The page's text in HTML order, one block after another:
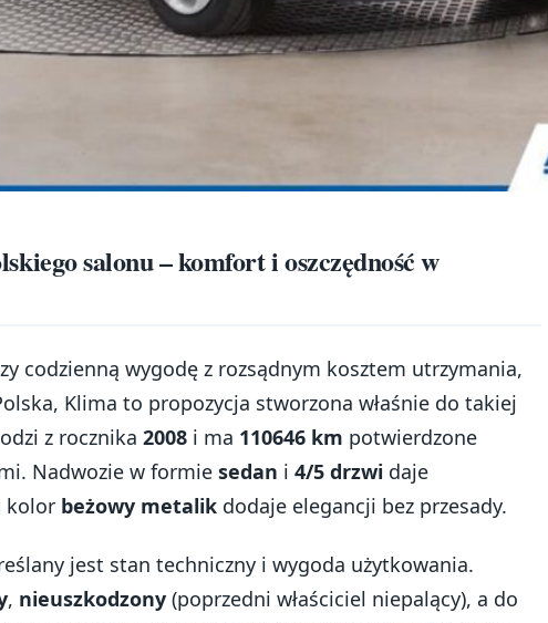
salonu – komfort i oszczędność w
codzienną wygodę z rozsądnym kosztem utrzymania,
Klima to propozycja stworzona właśnie do takiej
z rocznika 2008 i ma 110646 km potwierdzone
Nadwozie w formie sedan i 4/5 drzwi daje
kolor beżowy metalik dodaje elegancji bez przesady.
jest stan techniczny i wygoda użytkowania.
, nieuszkodzony (poprzedni właściciel niepalący), a do